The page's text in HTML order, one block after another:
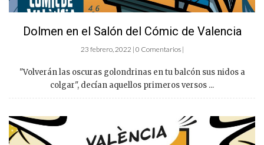
Dolmen en el Salón del Cómic de Valencia
23 febrero, 2022 | 0 Comentarios |
"Volverán las oscuras golondrinas en tu balcón sus nidos a
colgar", decían aquellos primeros versos ...